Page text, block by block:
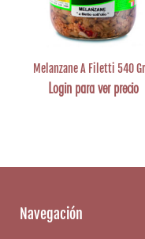
Melanzane A Filetti 540
Login para ver precio
Navegación